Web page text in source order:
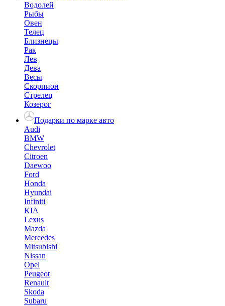
Водолей
Рыбы
Овен
Телец
Близнецы
Рак
Лев
Дева
Весы
Скорпион
Стрелец
Козерог
Подарки по марке авто
Audi
BMW
Chevrolet
Citroen
Daewoo
Ford
Honda
Hyundai
Infiniti
KIA
Lexus
Mazda
Mercedes
Mitsubishi
Nissan
Opel
Peugeot
Renault
Skoda
Subaru